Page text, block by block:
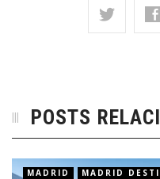
POSTS
MADRID
MADRID